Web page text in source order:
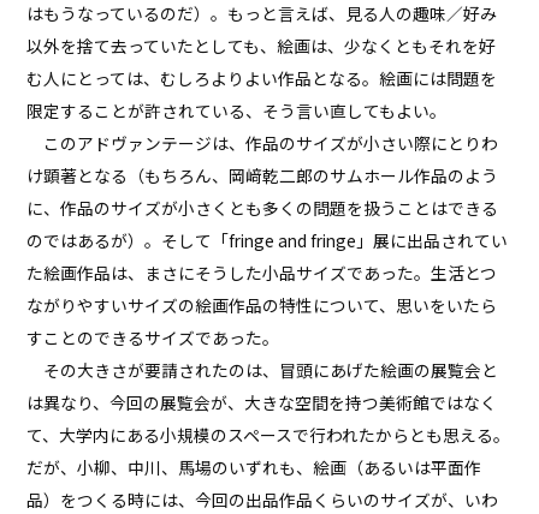
はもうなっているのだ）。もっと言えば、見る人の趣味／好み
以外を捨て去っていたとしても、絵画は、少なくともそれを好
む人にとっては、むしろよりよい作品となる。絵画には問題を
限定することが許されている、そう言い直してもよい。
このアドヴァンテージは、作品のサイズが小さい際にとりわ
け顕著となる（もちろん、岡﨑乾二郎のサムホール作品のよう
に、作品のサイズが小さくとも多くの問題を扱うことはできる
のではあるが）。そして「fringe and fringe」展に出品されてい
た絵画作品は、まさにそうした小品サイズであった。生活とつ
ながりやすいサイズの絵画作品の特性について、思いをいたら
すことのできるサイズであった。
その大きさが要請されたのは、冒頭にあげた絵画の展覧会と
は異なり、今回の展覧会が、大きな空間を持つ美術館ではなく
て、大学内にある小規模のスペースで行われたからとも思える。
だが、小柳、中川、馬場のいずれも、絵画（あるいは平面作
品）をつくる時には、今回の出品作品くらいのサイズが、いわ